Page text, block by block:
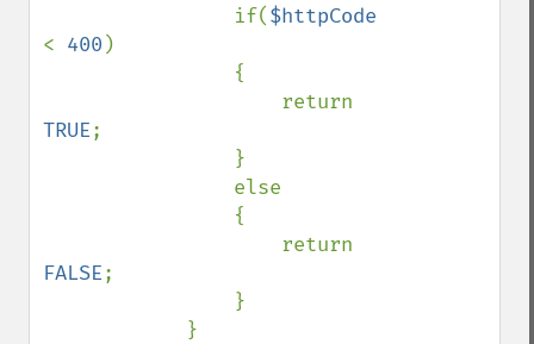
                if(
< 400 )
TRUE;
FALSE;